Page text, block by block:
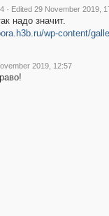
· Edited 29 November 2019,
надо значит.
wp-content/
2019, 12:57